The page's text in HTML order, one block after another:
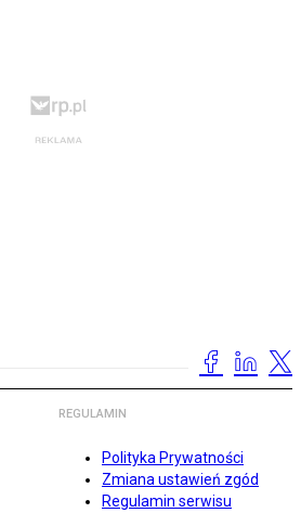
REGULAMIN
Polityka Prywatności
Zmiana ustawień zgód
Regulamin serwisu